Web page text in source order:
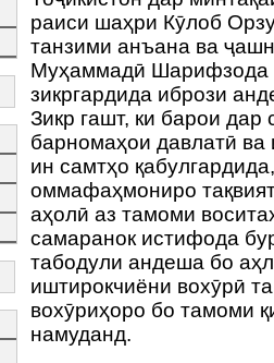
раиси шаҳри Кӯлоб
танзими анъана ва
Муҳаммадӣ Шарифзода
зикргардида ибрози
Зикр гашт, ки барои
барномаҳои давлатӣ ва
ин самтҳо
оммафаҳмониро
аҳолӣ аз тамоми
самаранок истифода
табодули андеша бо
иштирокчиёни вохӯрӣ
вохӯриҳоро бо тамоми
намуданд.